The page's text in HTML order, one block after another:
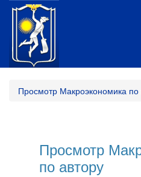
Просмотр Макроэкономика по
Просмотр
по автору